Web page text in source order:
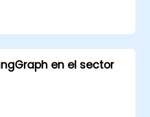
de células y la
repetitivas utilizando
de trabajo para
de análisis de
en el sector